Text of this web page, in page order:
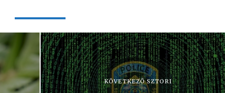
KÖVETKEZŐ SZTORI